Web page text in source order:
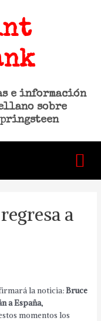
e información
sobre
a
la noticia:Bruce
a España,
momentos los